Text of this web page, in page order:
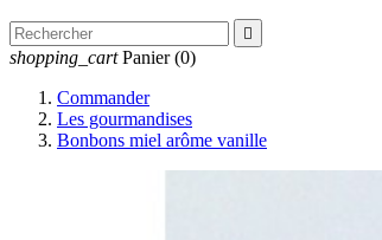

shopping_cart Panier (0)
Commander
Les gourmandises
Bonbons miel arôme vanille